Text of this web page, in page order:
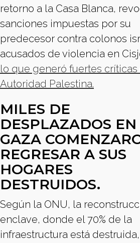
retorno a la Casa Blanca,
sanciones impuestas por su
predecesor contra colonos
acusados de violencia en
lo que generó fuertes
Autoridad Palestina.
MILES DE
DESPLAZADOS EN
GAZA
REGRESAR A SUS
HOGARES
DESTRUIDOS.
Según la ONU, la
enclave, donde el 70% de la
infraestructura está